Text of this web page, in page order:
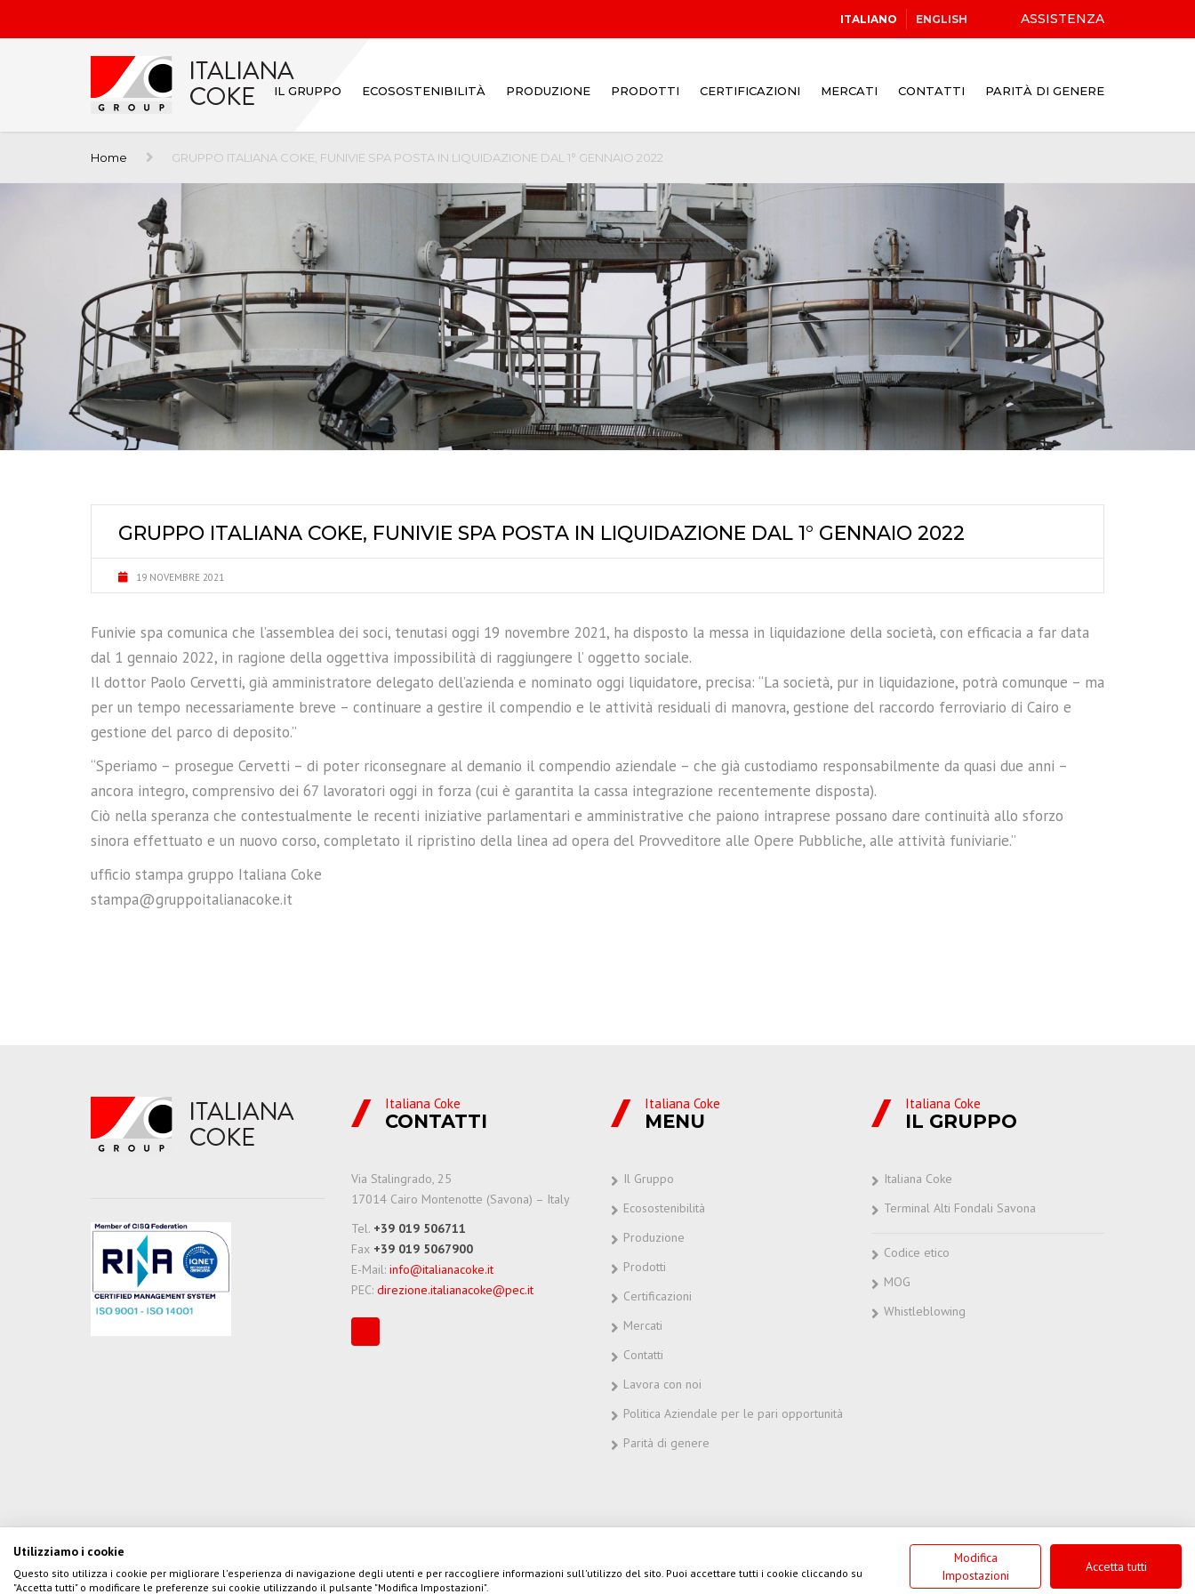
ITALIANO ENGLISH ASSISTENZA
IL GRUPPO ECOSOSTENIBILITÀ PRODUZIONE PRODOTTI
PRODOTTI FINALI
DOVE FINISCE IL COKE DI
ITALIANA COKE?
CERTIFICAZIONI MERCATI CONTATTI PARITÀ DI GENERE
Home GRUPPO ITALIANA COKE, FUNIVIE SPA POSTA IN LIQUIDAZIONE DAL 1° GENNAIO 2022
GRUPPO ITALIANA COKE, FUNIVIE SPA POSTA IN LIQUIDAZIONE DAL 1° GENNAIO 2022
19 NOVEMBRE 2021
Funivie spa comunica che l’assemblea dei soci, tenutasi oggi 19 novembre 2021, ha disposto la messa in liquidazione della società, con efficacia a far data
dal 1 gennaio 2022, in ragione della oggettiva impossibilità di raggiungere l’ oggetto sociale.
Il dottor Paolo Cervetti, già amministratore delegato dell’azienda e nominato oggi liquidatore, precisa: “La società, pur in liquidazione, potrà comunque – ma
per un tempo necessariamente breve – continuare a gestire il compendio e le attività residuali di manovra, gestione del raccordo ferroviario di Cairo e
gestione del parco di deposito.”
“Speriamo – prosegue Cervetti – di poter riconsegnare al demanio il compendio aziendale – che già custodiamo responsabilmente da quasi due anni –
ancora integro, comprensivo dei 67 lavoratori oggi in forza (cui è garantita la cassa integrazione recentemente disposta).
Ciò nella speranza che contestualmente le recenti iniziative parlamentari e amministrative che paiono intraprese possano dare continuità allo sforzo
sinora effettuato e un nuovo corso, completato il ripristino della linea ad opera del Provveditore alle Opere Pubbliche, alle attività funiviarie.”
ufficio stampa gruppo Italiana Coke
stampa@gruppoitalianacoke.it
Italiana Coke
CONTATTI
Via Stalingrado, 25
17014 Cairo Montenotte (Savona) – Italy
Tel. +39 019 506711
Fax +39 019 5067900
E-Mail: info@italianacoke.it
PEC: direzione.italianacoke@pec.it
Italiana Coke
MENU
Il Gruppo
Ecosostenibilità
Produzione
Prodotti
Certificazioni
Mercati
Contatti
Lavora con noi
Politica Aziendale per le pari opportunità
Parità di genere
Italiana Coke
IL GRUPPO
Italiana Coke
Terminal Alti Fondali Savona
Codice etico
MOG
Whistleblowing
P.Iva 01741840993 | R.I. di Genova 01741840993 | Cap. Soc. Euro 13.200.000,00 i.v.
Utilizziamo i cookie
Questo sito utilizza i cookie per migliorare l'esperienza di navigazione degli utenti e per raccogliere informazioni sull'utilizzo del sito. Puoi accettare tutti i cookie cliccando su
"Accetta tutti" o modificare le preferenze sui cookie utilizzando il pulsante "Modifica Impostazioni".
Modifica
Impostazioni
Accetta tutti